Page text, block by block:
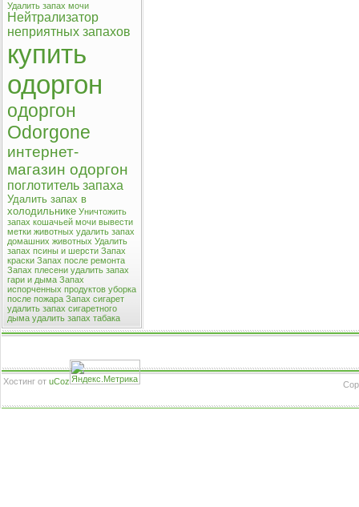
Удалить запах мочи
Нейтрализатор
неприятных запахов
купить
одоргон
одоргон
Odorgone
интернет-
магазин одоргон
поглотитель запаха
Удалить запах в
холодильнике Уничтожить
запах кошачьей мочи вывести
метки животных удалить запах
домашних животных Удалить
запах псины и шерсти Запах
краски Запах после ремонта
Запах плесени удалить запах
гари и дыма Запах
испорченных продуктов уборка
после пожара Запах сигарет
удалить запах сигаретного
дыма удалить запах табака
Хостинг от uCoz